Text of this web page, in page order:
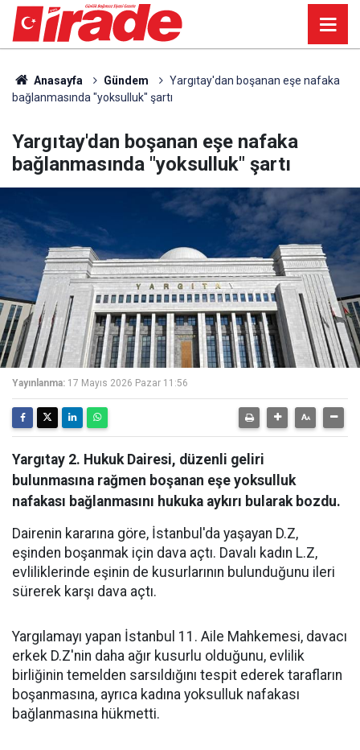
Anasayfa Gündem
Yargıtay'dan boşanan eşe nafaka
bağlanmasında "yoksulluk" şartı
Yargıtay'dan boşanan eşe nafaka
bağlanmasında "yoksulluk" şartı
Yayınlanma: 17 Mayıs 2026 Pazar 11:56
Yargıtay 2. Hukuk Dairesi, düzenli geliri
bulunmasına rağmen boşanan eşe yoksulluk
nafakası bağlanmasını hukuka aykırı bularak bozdu.
Dairenin kararına göre, İstanbul'da yaşayan D.Z,
eşinden boşanmak için dava açtı. Davalı kadın L.Z,
evliliklerinde eşinin de kusurlarının bulunduğunu ileri
sürerek karşı dava açtı.
Yargılamayı yapan İs­tan­bul 11. Aile Mah­ke­me­si, davacı
erkek D.Z'nin daha ağır kusurlu olduğunu, evlilik
birliğinin temelden sarsıldığını tespit ederek tarafların
boşanmasına, ayrıca kadına yoksulluk nafakası
bağlanmasına hükmetti.